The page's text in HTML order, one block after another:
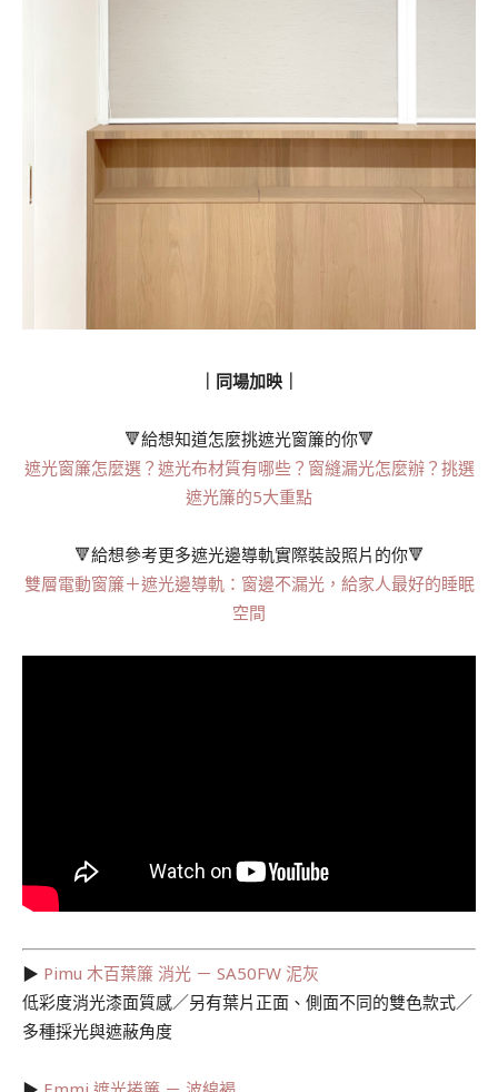
｜同場加映｜
🔻給想知道怎麼挑遮光窗簾的你🔻
遮光窗簾怎麼選？遮光布材質有哪些？窗縫漏光怎麼辦？挑選
遮光簾的5大重點
🔻給想參考更多遮光邊導軌實際裝設照片的你🔻
雙層電動窗簾＋遮光邊導軌：窗邊不漏光，給家人最好的睡眠
空間
▶︎ Pimu 木百葉簾 消光 － SA50FW 泥灰
低彩度消光漆面質感／另有葉片正面、側面不同的雙色款式／
多種採光與遮蔽角度